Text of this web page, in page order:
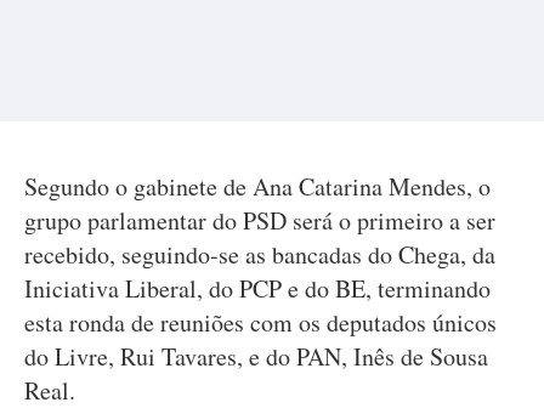
Segundo o gabinete de Ana Catarina Mendes, o
grupo parlamentar do PSD será o primeiro a ser
recebido, seguindo-se as bancadas do Chega, da
Iniciativa Liberal, do PCP e do BE, terminando
esta ronda de reuniões com os deputados únicos
do Livre, Rui Tavares, e do PAN, Inês de Sousa
Real.